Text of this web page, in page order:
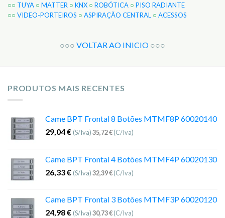
○○ TUYA ○ MATTER ○ KNX ○ ROBÓTICA ○ PISO RADIANTE
○○ VIDEO-PORTEIROS ○ ASPIRAÇÃO CENTRAL ○ ACESSOS
○○○ VOLTAR AO INICIO ○○○
PRODUTOS MAIS RECENTES
Came BPT Frontal 8 Botões MTMF8P 60020140
29,04€ (S/Iva)35,72€(C/Iva)
Came BPT Frontal 4 Botões MTMF4P 60020130
26,33€ (S/Iva)32,39€(C/Iva)
Came BPT Frontal 3 Botões MTMF3P 60020120
24,98€ (S/Iva)30,73€(C/Iva)